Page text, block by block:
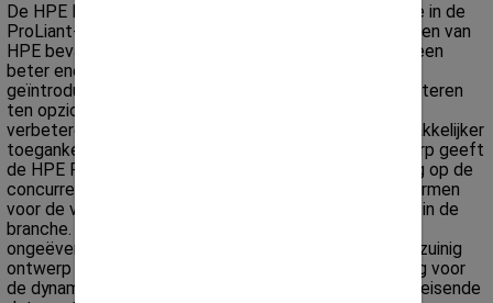
De HPE ProLiant DL380p Gen8-servers zijn de eerste in de
ProLiant-serie die de 3D-array van temperatuursensoren van
HPE bevatten, wat zorgt voor een betere koeling en een
beter energieverbruik. HPE's SmartMemory is ook
geïntroduceerd om de prestaties met 16,6% te verbeteren
ten opzichte van standaard geheugenmodules. Met
verbeterde configuratieopties, een veelheid aan gemakkelijker
toegankelijke beheertools en zijn klantgerichte ontwerp geeft
de HPE ProLiant DL380p Gen8-server een voorsprong op de
concurrentie. De HP ProLiant DL380p Gen8 zet de normen
voor de volgende generatie 2U 2-socket rack servers in de
branche. Met verbeterde configuratieflexibiliteit,
ongeëvenaarde prestaties en toonaangevend energiezuinig
ontwerp biedt de DL380p Gen8 de perfecte oplossing voor
de dynamische rekencapaciteitsvereisten van de veeleisende